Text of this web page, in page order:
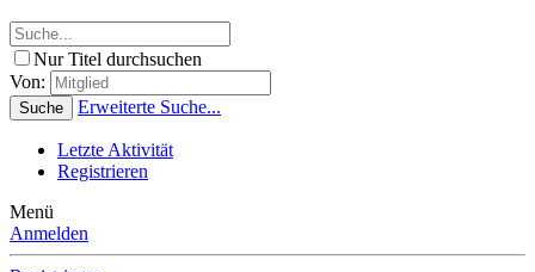
Nur Titel durchsuchen
Von:
Suche Erweiterte Suche...
Letzte Aktivität
Registrieren
Menü
Anmelden